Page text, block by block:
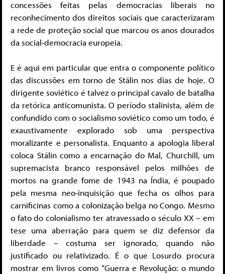
concessões feitas pelas democracias liberais no
reconhecimento dos direitos sociais que caracterizaram
a rede de proteção social que marcou os anos dourados
da social-democracia europeia.
E é aqui em particular que entra o componente político
das discussões em torno de Stálin nos dias de hoje. O
dirigente soviético é talvez o principal cavalo de batalha
da retórica anticomunista. O período stalinista, além de
confundido com o socialismo soviético como um todo, é
exaustivamente explorado sob uma perspectiva
moralizante e personalista. Enquanto a apologia liberal
coloca Stálin como a encarnação do Mal, Churchill, um
supremacista branco responsável pelos milhões de
mortos na grande fome de 1943 na Índia, é poupado
pela mesma neo-inquisição que fecha os olhos para
carnificinas como a colonização belga no Congo. Mesmo
o fato do colonialismo ter atravessado o século XX – em
tese uma aberração para quem se diz defensor da
liberdade – costuma ser ignorado, quando não
justificado ou relativizado. É o que Losurdo procura
mostrar em livros como “Guerra e Revolução: o mundo